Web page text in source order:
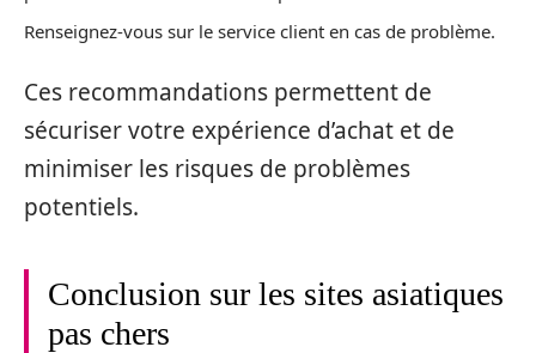
Renseignez-vous sur le service client en cas de problème.
Ces recommandations permettent de
sécuriser votre expérience d’achat et de
minimiser les risques de problèmes
potentiels.
Conclusion sur les sites asiatiques
pas chers